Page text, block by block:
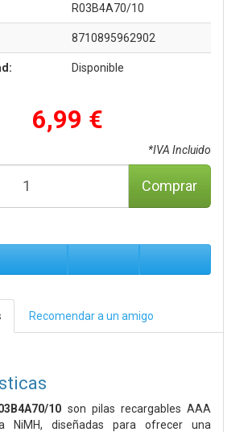
R03B4A70/10
8710895962902
Disponible
6,99 €
*IVA Incluido
Comprar
Recomendar a un amigo
10 son pilas recargables AAA
NiMH, diseñadas para ofrecer una